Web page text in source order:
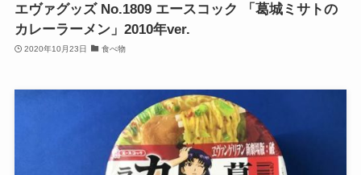
エヴァグッズ No.1809 エースコック 「葛城ミサトの
カレーラーメン」2010年ver.
2020年10月23日 食べ物